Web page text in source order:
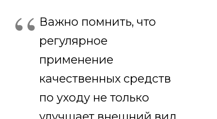
Важно помнить, что
регулярное
применение
качественных средств
по уходу не только